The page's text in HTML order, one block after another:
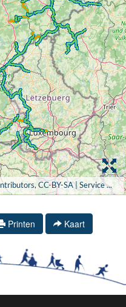
Printen Kaart